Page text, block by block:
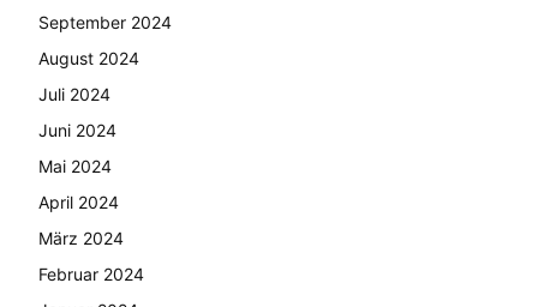
September 2024
August 2024
Juli 2024
Juni 2024
Mai 2024
April 2024
März 2024
Februar 2024